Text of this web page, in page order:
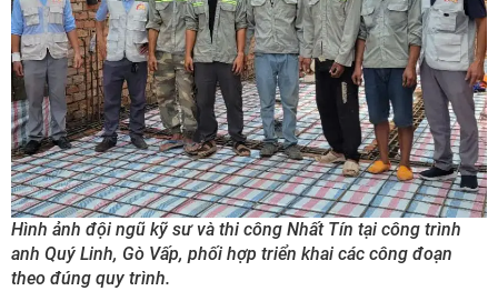
Hình ảnh đội ngũ kỹ sư và thi công Nhất Tín tại công trình
anh Quý Linh, Gò Vấp, phối hợp triển khai các công đoạn
theo đúng quy trình.